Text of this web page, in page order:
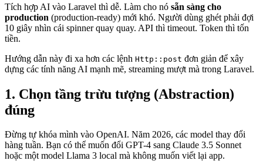
Tích hợp AI vào Laravel thì dễ. Làm cho nó sẵn sàng cho
production (production-ready) mới khó. Người dùng ghét phải đợi
10 giây nhìn cái spinner quay quay. API thì timeout. Token thì tốn
tiền.
Hướng dẫn này đi xa hơn các lệnh Http::post đơn giản để xây
dựng các tính năng AI mạnh mẽ, streaming mượt mà trong Laravel.
1. Chọn tầng trừu tượng (Abstraction)
đúng
Đừng tự khóa mình vào OpenAI. Năm 2026, các model thay đổi
hàng tuần. Bạn có thể muốn đổi GPT-4 sang Claude 3.5 Sonnet
hoặc một model Llama 3 local mà không muốn viết lại app.